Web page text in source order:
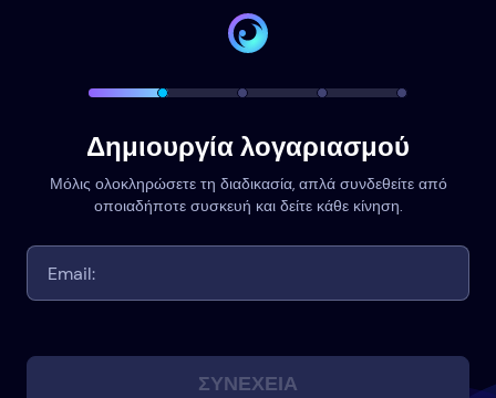
Δημιουργία λογαριασμού
Μόλις ολοκληρώσετε τη διαδικασία, απλά συνδεθείτε από
οποιαδήποτε συσκευή και δείτε κάθε κίνηση.
ΣΥΝΈΧΕΙΑ